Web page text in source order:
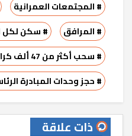
# المجتمعات العمرانية
# المرافق
# سكن لكل
# سحب أكثر من 47 ألف كراسة شروط
# حجز وحدات المبادرة
ذات علاقة